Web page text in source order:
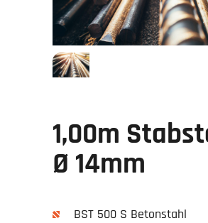
1,00m
Ø 14mm
BST 500 S Betonstahl